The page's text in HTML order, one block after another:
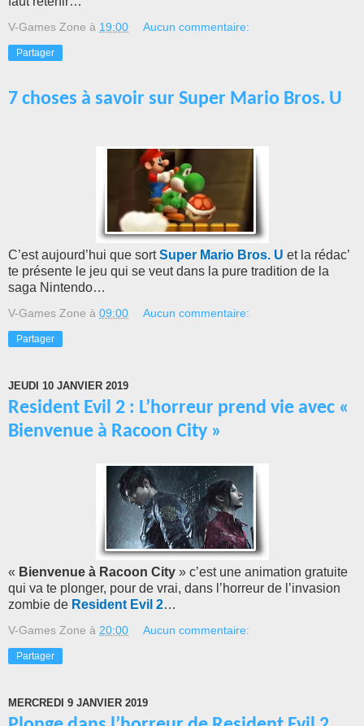
V-Games Zone à 19:00 Aucun commentaire:
Partager
7 choses à savoir sur Super Mario Bros. U
C’est aujourd’hui que sortSuper Mario Bros. U et la rédac’
te présente le jeu qui se veut dans la pure tradition de la
saga Nintendo…
V-Games Zone à 09:00 Aucun commentaire:
Partager
JEUDI 10 JANVIER 2019
Resident Evil 2 : L’horreur prend vie avec «
Bienvenue à Racoon City »
« Bienvenue à Racoon City » c’est une animation gratuite
qui va te plonger, pour de vrai, dans l’horreur de l’invasion
zombie de Resident Evil 2…
V-Games Zone à 20:00 Aucun commentaire:
Partager
MERCREDI 9 JANVIER 2019